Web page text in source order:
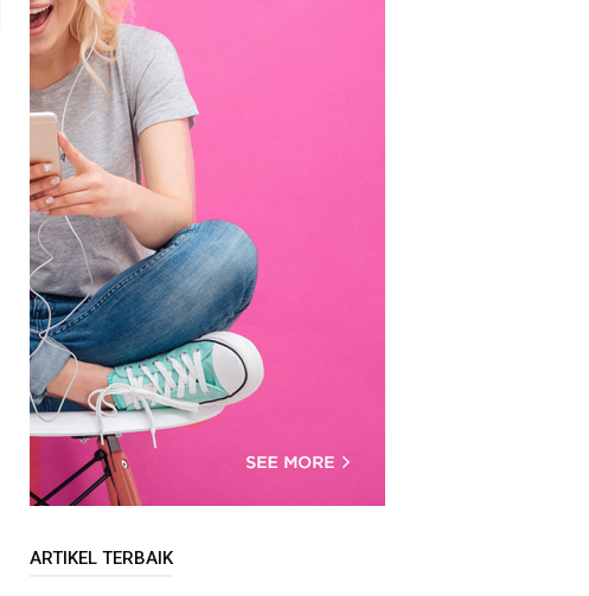
ARTIKEL TERBAIK